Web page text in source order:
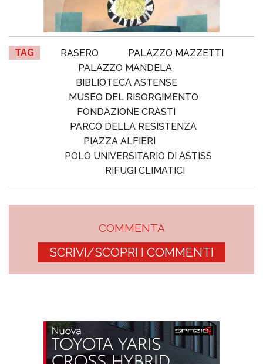
TAG RASERO
PALAZZO MAZZETTI
PALAZZO MANDELA
BIBLIOTECA ASTENSE
MUSEO DEL RISORGIMENTO
FONDAZIONE CRASTI
PARCO DELLA RESISTENZA
PIAZZA ALFIERI
POLO UNIVERSITARIO DI ASTISS
RIFUGI CLIMATICI
COMMENTA
SCRIVI/SCOPRI I COMMENTI